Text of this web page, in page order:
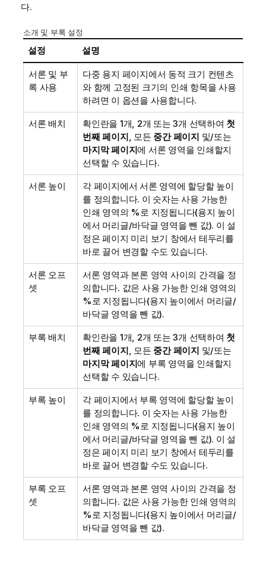
다.
소개 및 부록 설정
설정 설명
서론 및 부
록 사용
다중 용지 페이지에서 동적 크기 컨텐츠
와 함께 고정된 크기의 인쇄 항목을 사용
하려면 이 옵션을 사용합니다.
서론 배치 확인란을 1개, 2개 또는 3개 선택하여 첫
번째 페이지, 모든 중간 페이지 및/또는
마지막 페이지에 서론 영역을 인쇄할지
선택할 수 있습니다.
서론 높이
각 페이지에서 서론 영역에 할당할 높이
를 정의합니다. 이 숫자는 사용 가능한
인쇄 영역의 %로 지정됩니다(용지 높이
에서 머리글/바닥글 영역을 뺀 값). 이 설
정은 페이지 미리 보기 창에서 테두리를
바로 끌어 변경할 수도 있습니다.
서론 오프
셋
서론 영역과 본론 영역 사이의 간격을 정
의합니다. 값은 사용 가능한 인쇄 영역의
%로 지정됩니다(용지 높이에서 머리글/
바닥글 영역을 뺀 값).
부록 배치 확인란을 1개, 2개 또는 3개 선택하여 첫
번째 페이지, 모든 중간 페이지 및/또는
마지막 페이지에 부록 영역을 인쇄할지
선택할 수 있습니다.
부록 높이
각 페이지에서 부록 영역에 할당할 높이
를 정의합니다. 이 숫자는 사용 가능한
인쇄 영역의 %로 지정됩니다(용지 높이
에서 머리글/바닥글 영역을 뺀 값). 이 설
정은 페이지 미리 보기 창에서 테두리를
바로 끌어 변경할 수도 있습니다.
부록 오프
셋
서론 영역과 본론 영역 사이의 간격을 정
의합니다. 값은 사용 가능한 인쇄 영역의
%로 지정됩니다(용지 높이에서 머리글/
바닥글 영역을 뺀 값).